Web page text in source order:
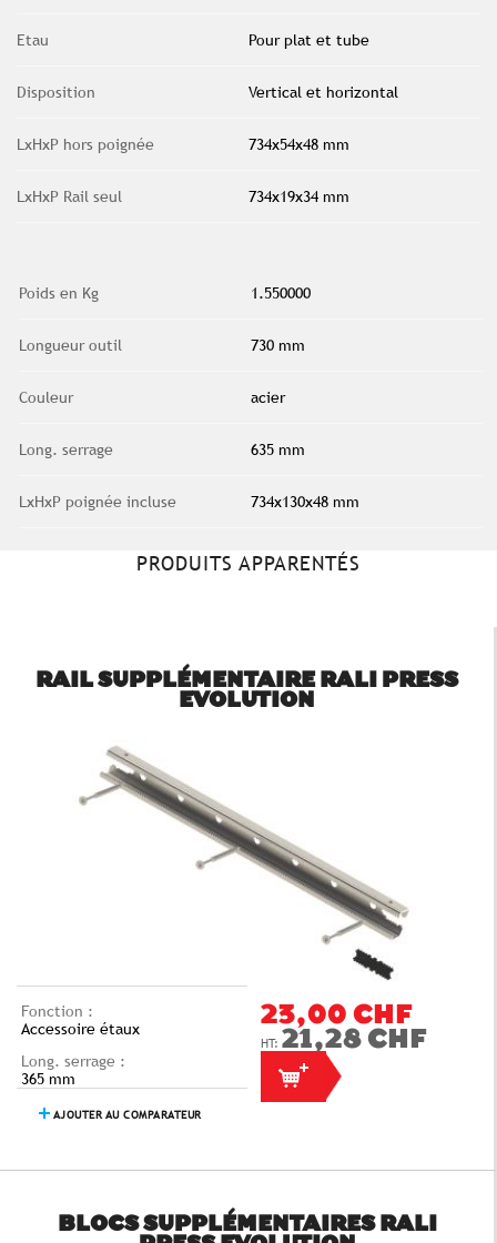
Etau Pour plat et tube
Disposition Vertical et horizontal
LxHxP hors poignée 734x54x48 mm
LxHxP Rail seul 734x19x34 mm
Poids en Kg 1.550000
Longueur outil 730 mm
Couleur acier
Long. serrage 635 mm
LxHxP poignée incluse 734x130x48 mm
PRODUITS APPARENTÉS
RAIL SUPPLÉMENTAIRE RALI PRESS
EVOLUTION
Fonction :
Accessoire étaux
Long. serrage :
365 mm
AJOUTER AU COMPARATEUR
23,00 CHF
21,28 CHF
BLOCS SUPPLÉMENTAIRES RALI